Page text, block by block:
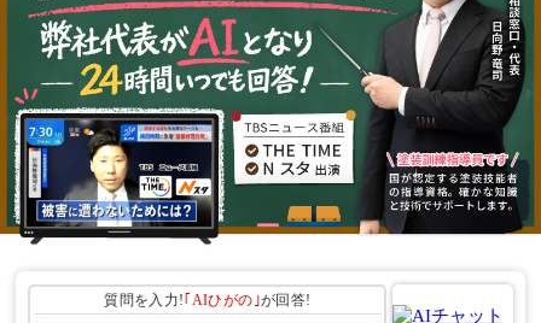
質問を入力! ｢AIひがの｣が回答!